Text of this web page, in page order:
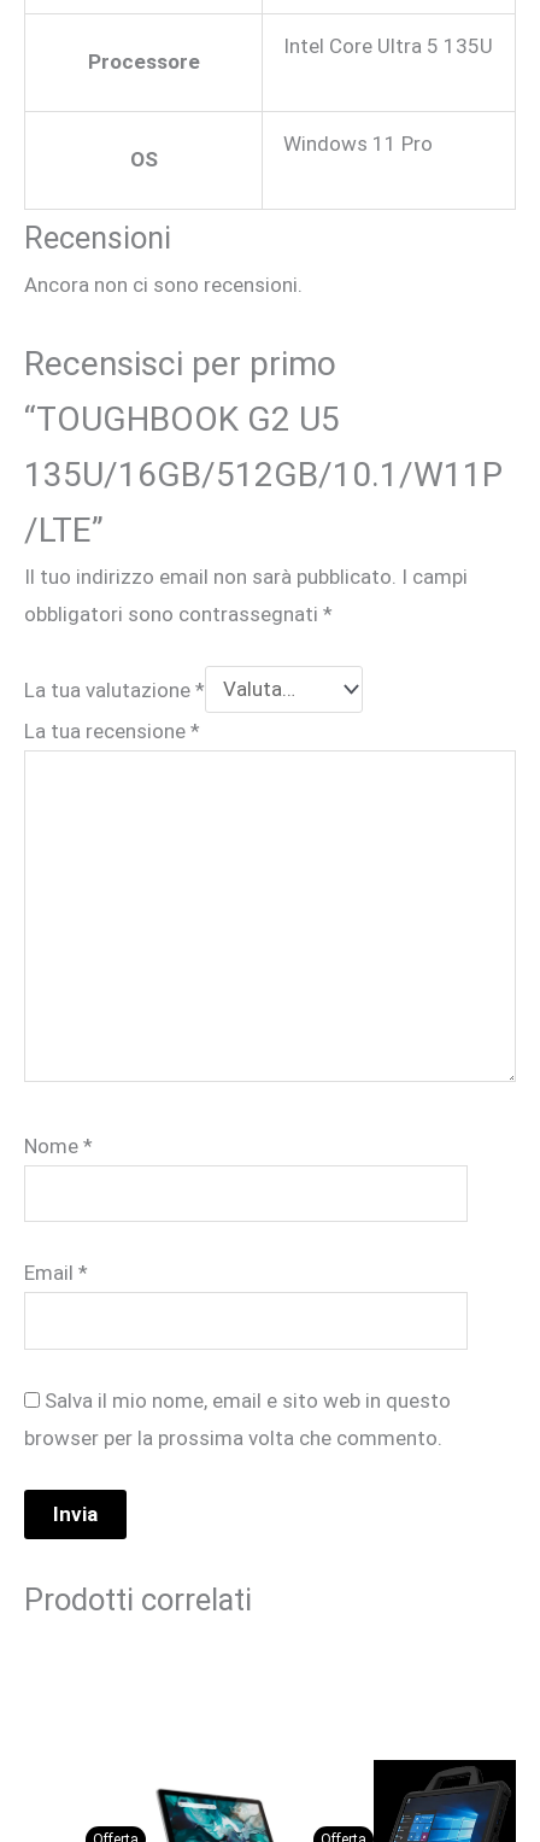
Processore
Intel Core Ultra 5 135U
OS
Windows 11 Pro
Recensioni
Ancora non ci sono recensioni.
Recensisci per primo
“TOUGHBOOK G2 U5
135U/16GB/512GB/10.1/W11P
/LTE”
Il tuo indirizzo email non sarà pubblicato. I campi
obbligatori sono contrassegnati *
La tua valutazione *
La tua recensione *
Nome *
Email *
Salva il mio nome, email e sito web in questo
browser per la prossima volta che commento.
Prodotti correlati